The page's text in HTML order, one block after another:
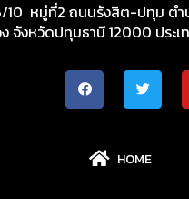
10 หมู่ที่2 ถนนรังสิต-ปทุม ตำ
ง จังหวัดปทุมธานี 12000 ประเ
HOME